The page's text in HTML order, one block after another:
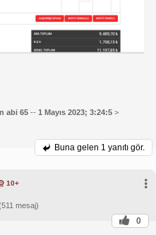
abi 65 -- 1 Mayıs 2023; 3:24:5 >
Buna gelen 1 yanıtı gör.
10+
mesaj)
0